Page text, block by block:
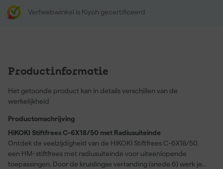
Verfwebwinkel is Kiyoh gecertificeerd
Productinformatie
Het getoonde product kan in details verschillen van de
werkelijkheid
Productomschrijving
HiKOKI Stiftfrees C-6X18/50 met Radiusuiteinde
Ontdek de veelzijdigheid van de HiKOKI Stiftfrees C-6X18/50,
een HM-stiftfrees met radiusuiteinde voor uiteenlopende
toepassingen. Door de kruislingse vertanding (snede 6) werk je